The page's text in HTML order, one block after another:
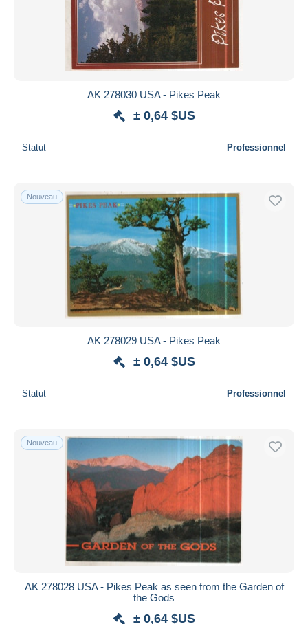
AK 278030 USA - Pikes Peak
± 0,64 $US
Statut Professionnel
Nouveau
AK 278029 USA - Pikes Peak
± 0,64 $US
Statut Professionnel
Nouveau
AK 278028 USA - Pikes Peak as seen from the Garden of
the Gods
± 0,64 $US